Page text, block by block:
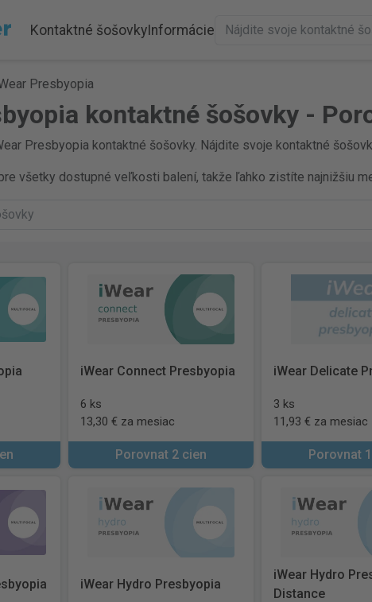
Kontaktné šošovkyInformácie
Presbyopia
kontaktné šošovky -
Presbyopia kontaktné šošovky. Nájdite svoje kontaktné
všetky dostupné veľkosti balení, takže ľahko zistíte najnižšiu
iWear Connect Presbyopia
6 ks
13,30 € za mesiac
Porovnat 2 cien
iWear Delicate
3 ks
11,93 € za mesiac
Porovnat
iWear Hydro Presbyopia
iWear Hydro
Distance